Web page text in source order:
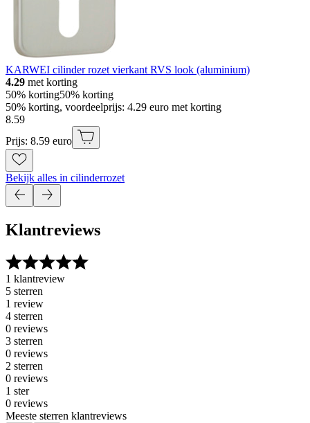
KARWEI cilinder rozet vierkant RVS look (aluminium)
4.29 met korting
50% korting50% korting
50% korting, voordeelprijs: 4.29 euro met korting
8.59
Prijs: 8.59 euro
Bekijk alles in cilinderrozet
Klantreviews
1 klantreview
5 sterren
1 review
4 sterren
0 reviews
3 sterren
0 reviews
2 sterren
0 reviews
1 ster
0 reviews
Meeste sterren klantreviews